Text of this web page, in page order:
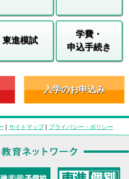
東進模試
学費・
申込手続き
入学のお申込み
| サイトマップ| プライバシー・ポリシー